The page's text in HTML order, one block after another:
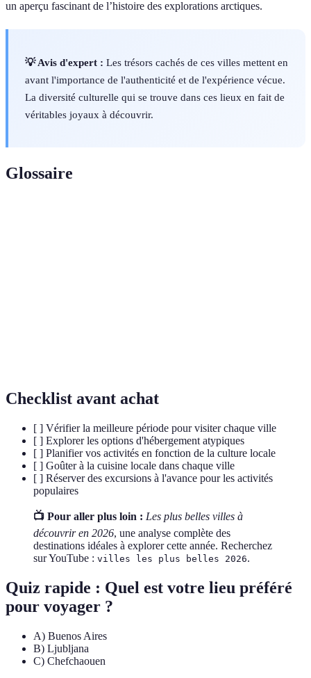
un aperçu fascinant de l’histoire des explorations arctiques.
💡 Avis d'expert : Les trésors cachés de ces villes mettent en
avant l'importance de l'authenticité et de l'expérience vécue.
La diversité culturelle qui se trouve dans ces lieux en fait de
véritables joyaux à découvrir.
Glossaire
Checklist avant achat
[ ] Vérifier la meilleure période pour visiter chaque ville
[ ] Explorer les options d'hébergement atypiques
[ ] Planifier vos activités en fonction de la culture locale
[ ] Goûter à la cuisine locale dans chaque ville
[ ] Réserver des excursions à l'avance pour les activités
populaires
📺 Pour aller plus loin : Les plus belles villes à
découvrir en 2026, une analyse complète des
destinations idéales à explorer cette année. Recherchez
sur YouTube : villes les plus belles 2026.
Quiz rapide : Quel est votre lieu préféré
pour voyager ?
A) Buenos Aires
B) Ljubljana
C) Chefchaouen